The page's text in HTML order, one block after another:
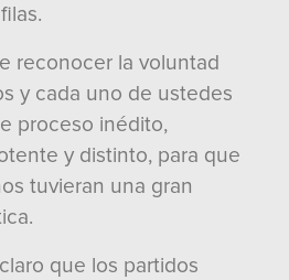
reconocer la voluntad
y cada uno de ustedes
proceso inédito,
y distinto, para que
tuvieran una gran
que los partidos